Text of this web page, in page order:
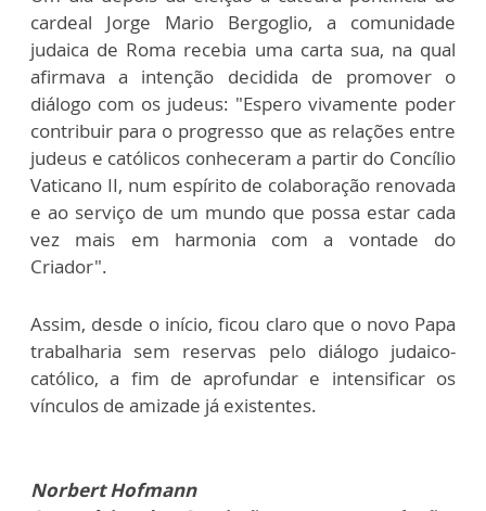
cardeal Jorge Mario Bergoglio, a comunidade
judaica de Roma recebia uma carta sua, na qual
afirmava a intenção decidida de promover o
diálogo com os judeus: "Espero vivamente poder
contribuir para o progresso que as relações entre
judeus e católicos conheceram a partir do Concílio
Vaticano II, num espírito de colaboração renovada
e ao serviço de um mundo que possa estar cada
vez mais em harmonia com a vontade do
Criador".
Assim, desde o início, ficou claro que o novo Papa
trabalharia sem reservas pelo diálogo judaico-
católico, a fim de aprofundar e intensificar os
vínculos de amizade já existentes.
Norbert Hofmann